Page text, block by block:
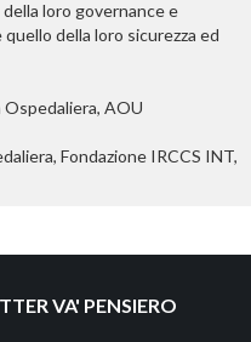
loro governance e
quello della loro sicurezza ed
AOU
Fondazione IRCCS INT,
VA' PENSIERO